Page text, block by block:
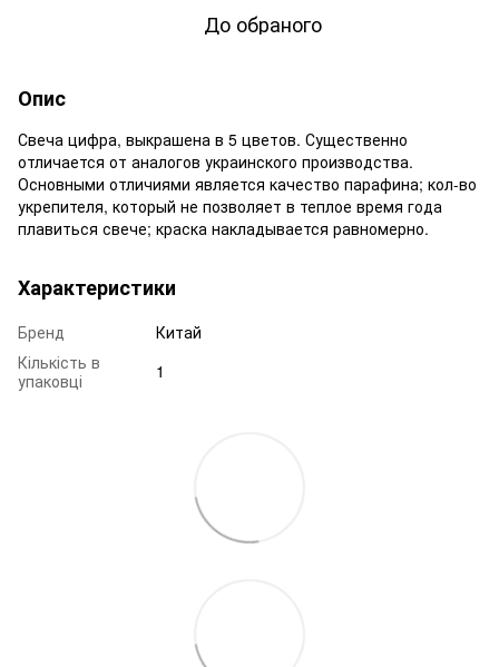
До обраного
Опис
Свеча цифра, выкрашена в 5 цветов. Существенно
отличается от аналогов украинского производства.
Основными отличиями является качество парафина; кол-во
укрепителя, который не позволяет в теплое время года
плавиться свече; краска накладывается равномерно.
Характеристики
Бренд
Китай
Кількість в
упаковці
1